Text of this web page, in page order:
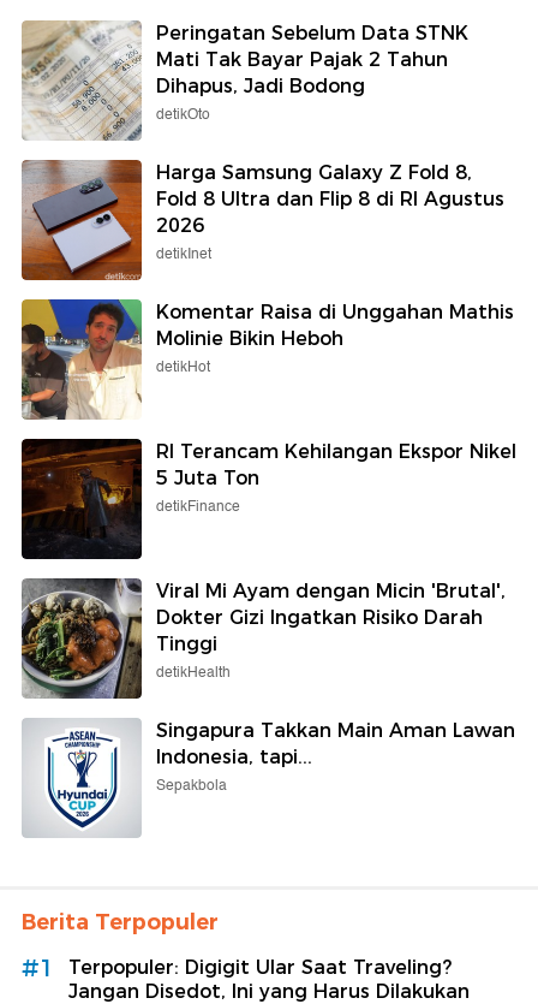
Peringatan Sebelum Data STNK
Mati Tak Bayar Pajak 2 Tahun
Dihapus, Jadi Bodong
detikOto
Harga Samsung Galaxy Z Fold 8,
Fold 8 Ultra dan Flip 8 di RI Agustus
2026
detikInet
Komentar Raisa di Unggahan Mathis
Molinie Bikin Heboh
detikHot
RI Terancam Kehilangan Ekspor Nikel
5 Juta Ton
detikFinance
Viral Mi Ayam dengan Micin 'Brutal',
Dokter Gizi Ingatkan Risiko Darah
Tinggi
detikHealth
Singapura Takkan Main Aman Lawan
Indonesia, tapi...
Sepakbola
Berita Terpopuler
#1
Terpopuler: Digigit Ular Saat Traveling?
Jangan Disedot, Ini yang Harus Dilakukan